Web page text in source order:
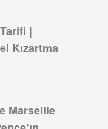
|
Kızartma
Marseille